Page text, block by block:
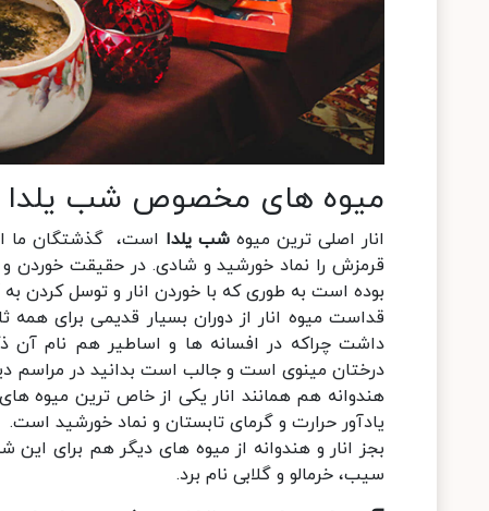
میوه های مخصوص شب یلدا
انار اصلی ترین میوهشب یلدا است، گذشتگان ما
قرمزش را نماد خورشید و شادی. در حقیقت خوردن و
بوده است به طوری که با خوردن انار و توسل کردن به
قداست میوه انار از دوران بسیار قدیمی برای
داشت چراکه در افسانه ها و اساطیر هم نام
درختان مینوی است و جالب است بدانید در مراسم
هندوانه هم همانند انار یکی از خاص ترین میوه های
یادآور حرارت و گرمای تابستان و نماد خورشید است.
بجز انار و هندوانه از میوه های دیگر هم برای این
سیب، خرمالو و گلابی نام برد.